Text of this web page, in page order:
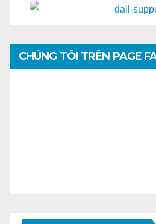
CHÚNG TÔI TRÊN PAGE